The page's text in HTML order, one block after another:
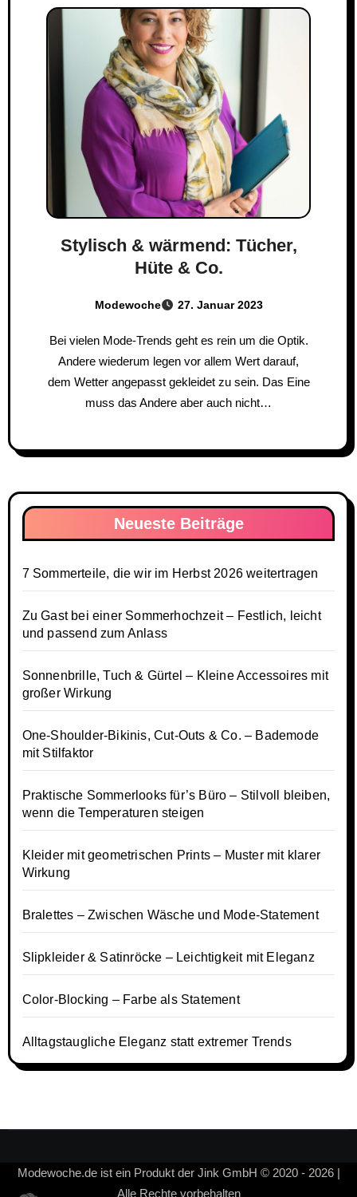
Stylisch & wärmend: Tücher,
Hüte & Co.
Modewoche 27. Januar 2023
Bei vielen Mode-Trends geht es rein um die Optik.
Andere wiederum legen vor allem Wert darauf,
dem Wetter angepasst gekleidet zu sein. Das Eine
muss das Andere aber auch nicht…
Neueste Beiträge
7 Sommerteile, die wir im Herbst 2026 weitertragen
Zu Gast bei einer Sommerhochzeit – Festlich, leicht
und passend zum Anlass
Sonnenbrille, Tuch & Gürtel – Kleine Accessoires mit
großer Wirkung
One-Shoulder-Bikinis, Cut-Outs & Co. – Bademode
mit Stilfaktor
Praktische Sommerlooks für’s Büro – Stilvoll bleiben,
wenn die Temperaturen steigen
Kleider mit geometrischen Prints – Muster mit klarer
Wirkung
Bralettes – Zwischen Wäsche und Mode-Statement
Slipkleider & Satinröcke – Leichtigkeit mit Eleganz
Color-Blocking – Farbe als Statement
Alltagstaugliche Eleganz statt extremer Trends
Modewoche.de ist ein Produkt der Jink GmbH © 2020 - 2026 |
Alle Rechte vorbehalten